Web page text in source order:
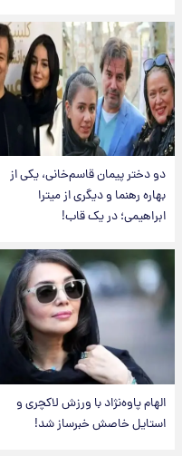
دو دختر پیمان قاسم‌خانی، یکی از
بهاره رهنما و دیگری از میترا
ابراهیمی؛ در یک قاب!
الهام پاوه‌نژاد با ورزش لاکچری و
استایل خاصش خبرساز شد!